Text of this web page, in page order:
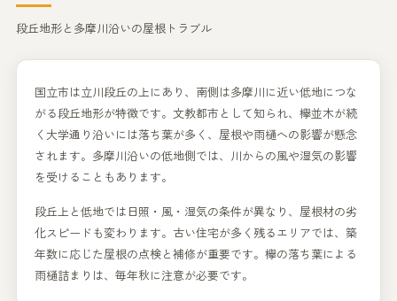
段丘地形と多摩川沿いの屋根トラブル
国立市は立川段丘の上にあり、南側は多摩川に近い低地につな
がる段丘地形が特徴です。文教都市として知られ、欅並木が続
く大学通り沿いには落ち葉が多く、屋根や雨樋への影響が懸念
されます。多摩川沿いの低地側では、川からの風や湿気の影響
を受けることもあります。
段丘上と低地では日照・風・湿気の条件が異なり、屋根材の劣
化スピードも変わります。古い住宅が多く残るエリアでは、築
年数に応じた屋根の点検と補修が重要です。欅の落ち葉による
雨樋詰まりは、毎年秋に注意が必要です。